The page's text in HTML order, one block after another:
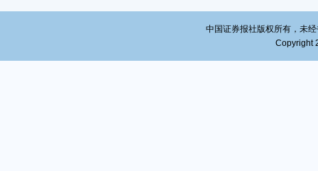
中国证券报社版权所有，未
Copyright